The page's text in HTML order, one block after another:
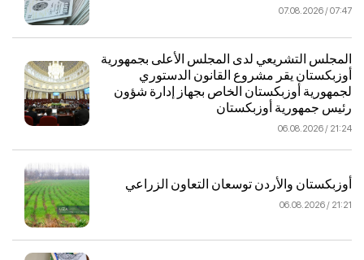
07:47 / 07.08.2026
المجلس التشريعي لدى المجلس الأعلى بجمهورية
أوزبكستان يقر مشروع القانون الدستوري
لجمهورية أوزبكستان الخاص بجهاز إدارة شؤون
رئيس جمهورية أوزبكستان
21:24 / 06.08.2026
أوزبكستان والأردن توسعان التعاون الزراعي
21:21 / 06.08.2026